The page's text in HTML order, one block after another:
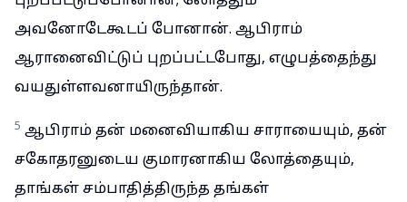
அவனோடேகூடப் போனான். ஆபிராம்
ஆரானைவிட்டுப் புறப்பட்டபோது, எழுபத்தைந்து
வயதுள்ளவனாயிருந்தான்.
5 ஆபிராம் தன் மனைவியாகிய சாராயையும், தன்
சகோதரனுடைய குமாரனாகிய லோத்தையும்,
தாங்கள் சம்பாதித்திருந்த தங்கள்